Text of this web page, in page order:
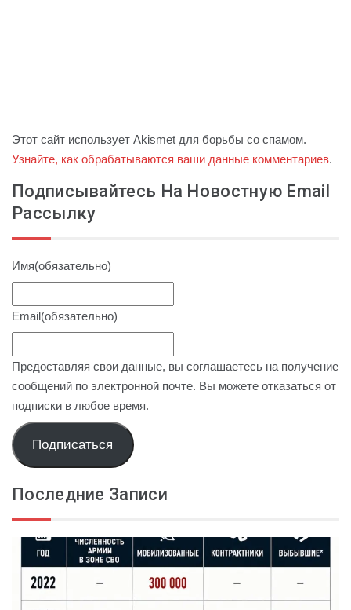
Этот сайт использует Akismet для борьбы со спамом.
Узнайте, как обрабатываются ваши данные комментариев.
Подписывайтесь На Новостную Email
Рассылку
Имя(обязательно)
Email(обязательно)
Предоставляя свои данные, вы соглашаетесь на получение
сообщений по электронной почте. Вы можете отказаться от
подписки в любое время.
Подписаться
Последние Записи